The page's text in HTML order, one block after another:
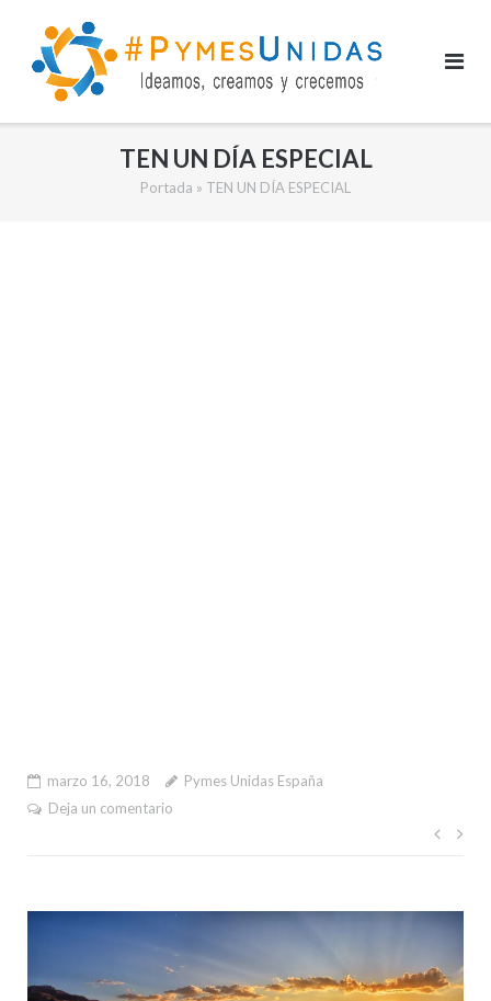
contenido
TEN UN DÍA ESPECIAL
Portada » TEN UN DÍA ESPECIAL
marzo 16, 2018
Pymes Unidas España
Deja un comentario